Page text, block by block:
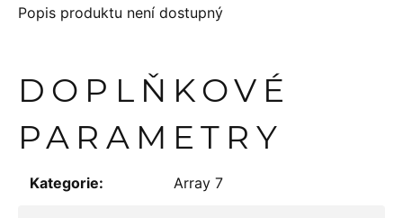
Popis produktu není dostupný
DOPLŇKOVÉ
PARAMETRY
Kategorie: Array 7